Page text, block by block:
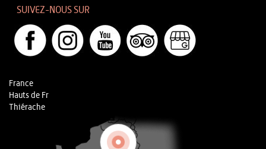
SUIVEZ-NOUS SUR
France
Hauts de Fr
Thiérache